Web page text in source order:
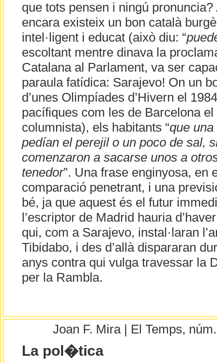
que tots pensen i ningú
encara existeix un bon català
intel·ligent i educat (això diu: “
escoltant mentre dinava la
Catalana al Parlament, va ser
paraula fatídica: Sarajevo! On un
d’unes Olimpíades d’Hivern el
pacífiques com les de Barcelona el
columnista), els habitants “que
pedían el perejil o un poco de sal,
comenzaron a sacarse unos a
tenedor”. Una frase enginyosa, en
comparació penetrant, i una
bé, ja que aquest és el futur
l’escriptor de Madrid hauria
qui, com a Sarajevo, instal·laran
Tibidabo, i des d’allà dispararan
anys contra qui vulga travessar la
per la Rambla.
Joan F. Mira | El Temps,
La pol�tica